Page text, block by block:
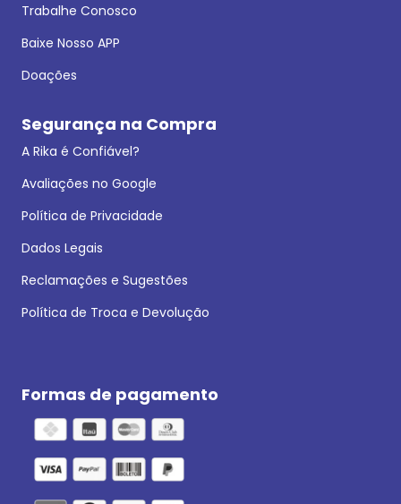
Trabalhe Conosco
Baixe Nosso APP
Doações
Segurança na Compra
A Rika é Confiável?
Avaliações no Google
Política de Privacidade
Dados Legais
Reclamações e Sugestões
Política de Troca e Devolução
Formas de pagamento